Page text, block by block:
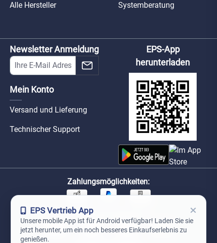
Alle Hersteller Systemberatung
Newsletter Anmeldung
Mein Konto
Versand und Lieferung
Technischer Support
EPS-App
herunterladen
Zahlungsmöglichkeiten:
Unsere Versandpartner:
EPS Vertrieb App ×
Unsere mobile App ist für Android verfügbar! Laden Sie sie
jetzt herunter, um ein noch besseres Einkaufserlebnis zu
genießen.